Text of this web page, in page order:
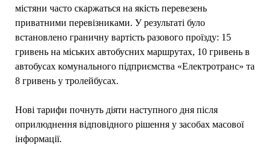
містяни часто скаржаться на якість перевезень
приватними перевізниками. У результаті було
встановлено граничну вартість разового проїзду: 15
гривень на міських автобусних маршрутах, 10 гривень в
автобусах комунального підприємства «Електротранс» та
8 гривень у тролейбусах.
Нові тарифи почнуть діяти наступного дня після
оприлюднення відповідного рішення у засобах масової
інформації.